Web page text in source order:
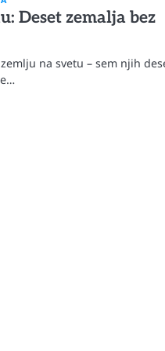
Deset zemalja bez
na svetu – sem njih